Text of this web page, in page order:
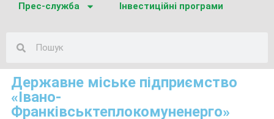
Прес-служба Інвестиційні програми
Державне міське підприємство
«Івано-
Франківськтеплокомуненерго»